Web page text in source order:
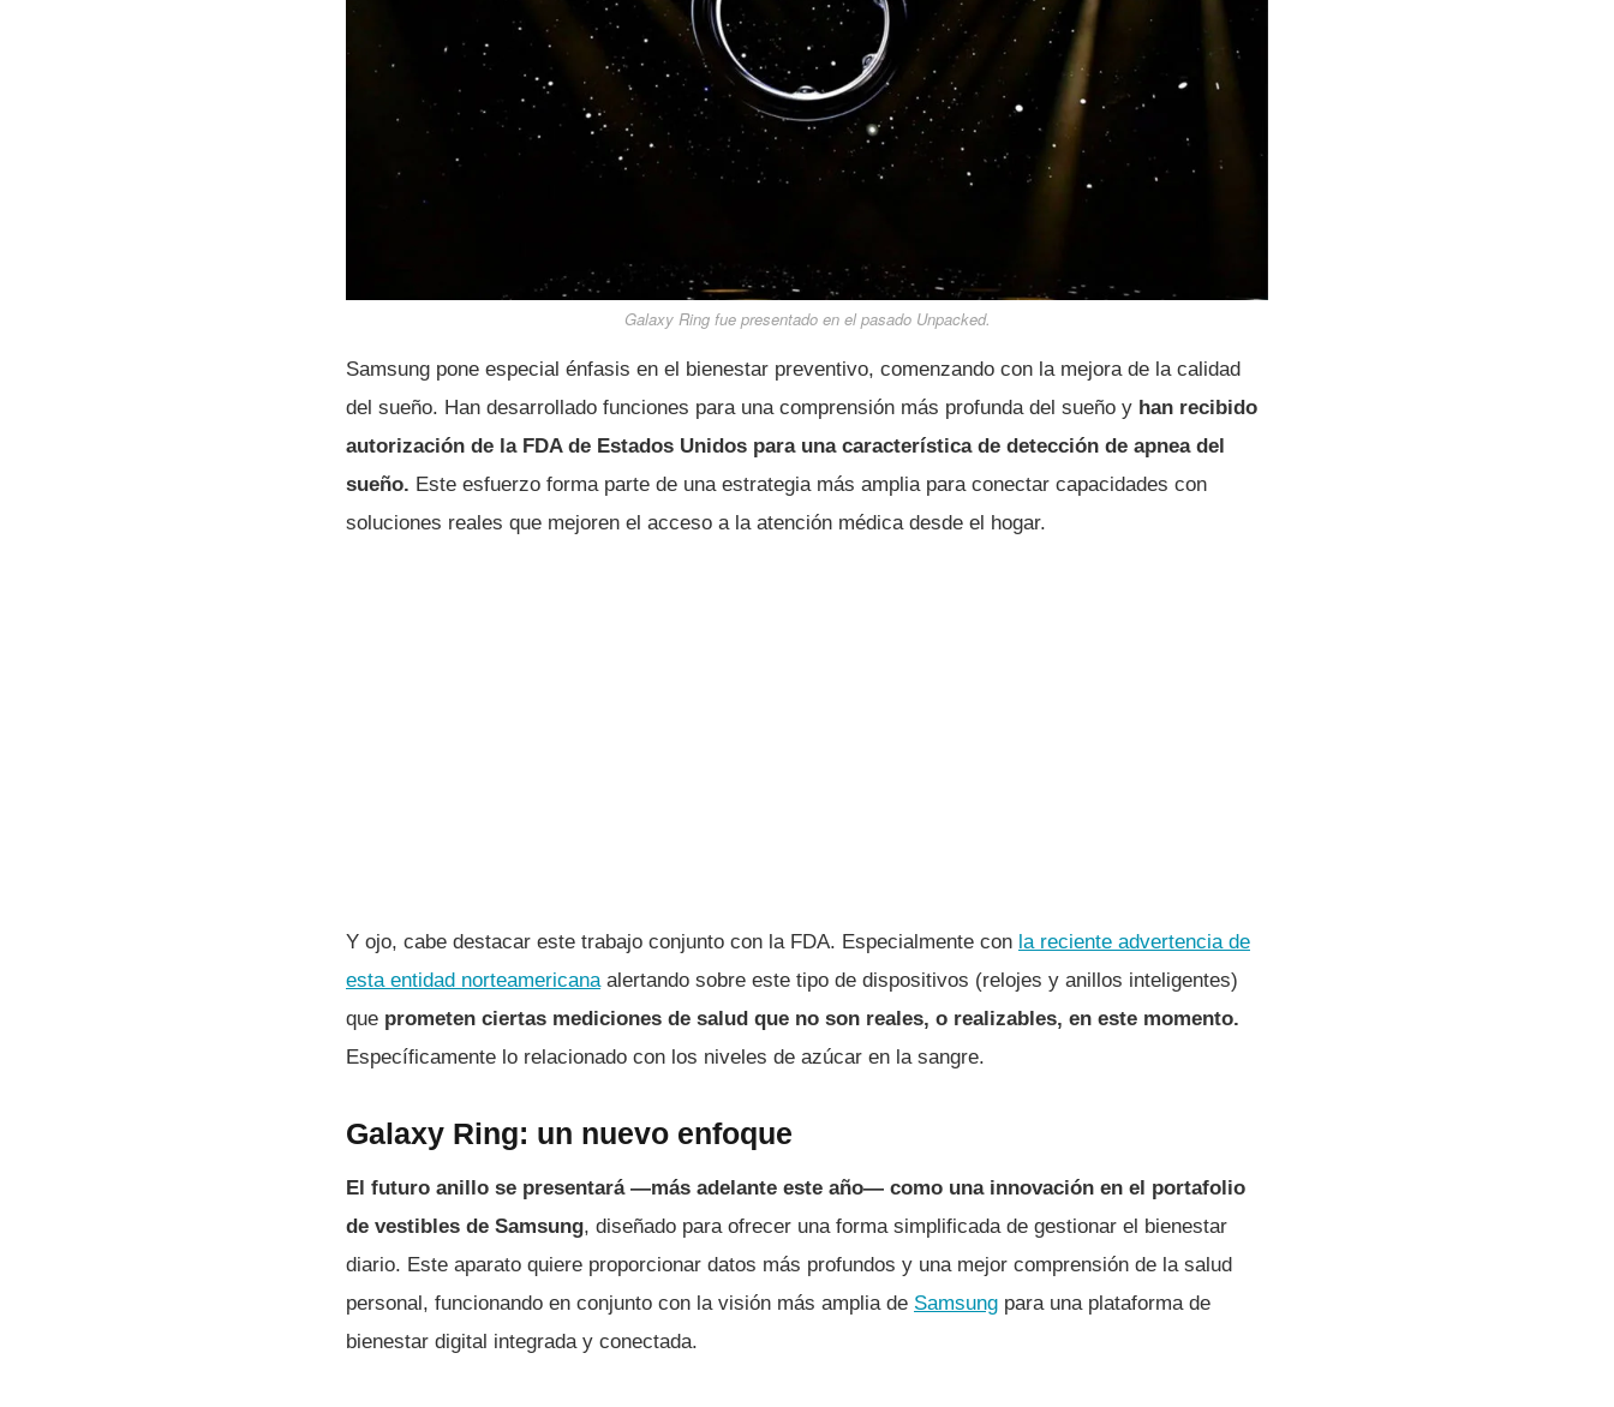
Galaxy Ring fue presentado en el pasado Unpacked.
Samsung pone especial énfasis en el bienestar preventivo, comenzando con la mejora de la calidad
del sueño. Han desarrollado funciones para una comprensión más profunda del sueño y han recibido
autorización de la FDA de Estados Unidos para una característica de detección de apnea del
sueño. Este esfuerzo forma parte de una estrategia más amplia para conectar capacidades con
soluciones reales que mejoren el acceso a la atención médica desde el hogar.
Y ojo, cabe destacar este trabajo conjunto con la FDA. Especialmente con la reciente advertencia de
esta entidad norteamericana alertando sobre este tipo de dispositivos (relojes y anillos inteligentes)
que prometen ciertas mediciones de salud que no son reales, o realizables, en este momento.
Específicamente lo relacionado con los niveles de azúcar en la sangre.
Galaxy Ring: un nuevo enfoque
El futuro anillo se presentará —más adelante este año— como una innovación en el portafolio
de vestibles de Samsung, diseñado para ofrecer una forma simplificada de gestionar el bienestar
diario. Este aparato quiere proporcionar datos más profundos y una mejor comprensión de la salud
personal, funcionando en conjunto con la visión más amplia de Samsung para una plataforma de
bienestar digital integrada y conectada.